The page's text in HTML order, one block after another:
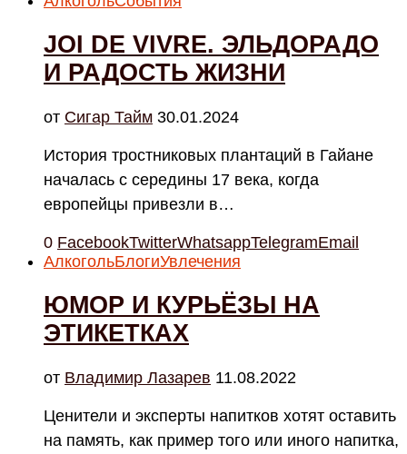
JOI DE VIVRE. ЭЛЬДОРАДО
И РАДОСТЬ ЖИЗНИ
от Cигар Тайм 30.01.2024
История тростниковых плантаций в Гайане
началась с середины 17 века, когда
европейцы привезли в…
0 FacebookTwitterWhatsappTelegramEmail
АлкогольБлогиУвлечения
ЮМОР И КУРЬЁЗЫ НА
ЭТИКЕТКАХ
от Владимир Лазарев 11.08.2022
Ценители и эксперты напитков хотят оставить
на память, как пример того или иного напитка,